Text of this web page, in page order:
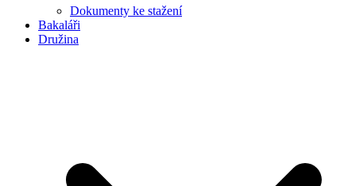
Dokumenty ke stažení
Bakaláři
Družina